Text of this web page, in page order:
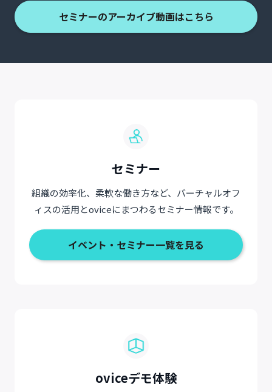
セミナーのアーカイブ動画はこちら
セミナー
組織の効率化、柔軟な働き方など、バーチャルオフ
ィスの活用とoviceにまつわるセミナー情報です。
イベント・セミナー一覧を見る
oviceデモ体験